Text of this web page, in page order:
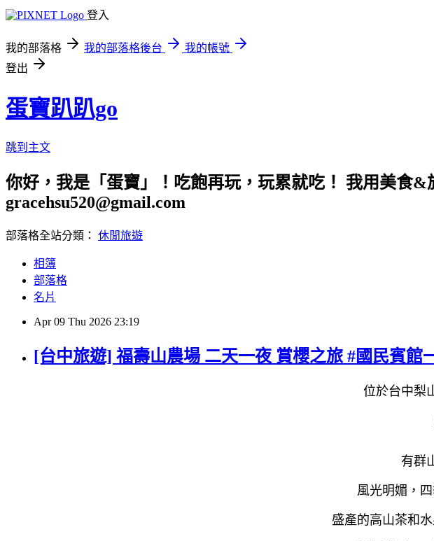
登入
我的部落格 我的部落格後台
我的帳號
登出
蛋寶趴趴go
跳到主文
你好，我是「蛋寶」！吃飽再玩，玩累就吃！ 我用美食&
gracehsu520@gmail.com
部落格全站分類： 休閒旅遊
相簿
部落格
名片
Apr 09 Thu 2026 23:19
[台中旅遊] 福壽山農場 二天一夜 賞櫻之旅 #國民賓館
位於台中梨
有群
風光明媚，
盛產的高山茶和